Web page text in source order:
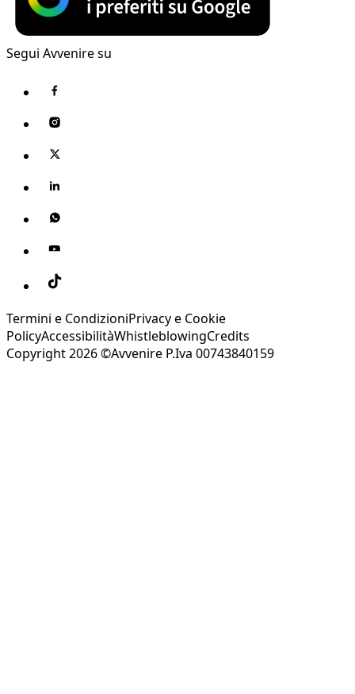
Segui Avvenire su
Termini e CondizioniPrivacy e Cookie
PolicyAccessibilitàWhistleblowingCredits
Copyright 2026 ©Avvenire P.Iva 00743840159